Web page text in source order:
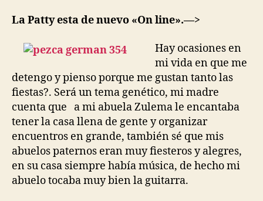
La Patty esta de nuevo «On line».—>
Hay ocasiones en
mi vida en que me
detengo y pienso porque me gustan tanto las
fiestas?. Será un tema genético, mi madre
cuenta que a mi abuela Zulema le encantaba
tener la casa llena de gente y organizar
encuentros en grande, también sé que mis
abuelos paternos eran muy fiesteros y alegres,
en su casa siempre había música, de hecho mi
abuelo tocaba muy bien la guitarra.